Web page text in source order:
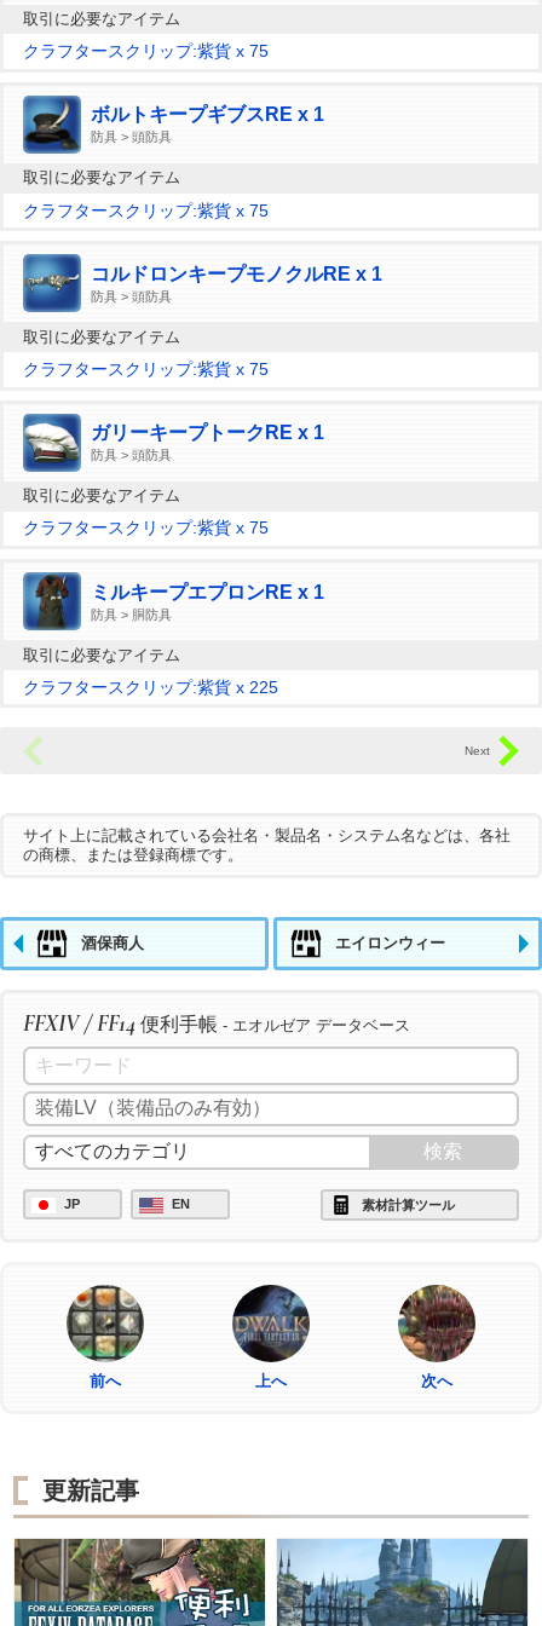
取引に必要なアイテム
クラフタースクリップ:紫貨 x 75
ボルトキープギブスRE x 1
防具 > 頭防具
取引に必要なアイテム
クラフタースクリップ:紫貨 x 75
コルドロンキープモノクルRE x 1
防具 > 頭防具
取引に必要なアイテム
クラフタースクリップ:紫貨 x 75
ガリーキープトークRE x 1
防具 > 頭防具
取引に必要なアイテム
クラフタースクリップ:紫貨 x 75
ミルキープエプロンRE x 1
防具 > 胴防具
取引に必要なアイテム
クラフタースクリップ:紫貨 x 225
サイト上に記載されている会社名・製品名・システム名などは、各社
の商標、または登録商標です。
酒保商人 エイロンウィー
FFXIV / FF14 便利手帳 - エオルゼア データベース
JP EN 素材計算ツール
前へ 上へ 次へ
更新記事